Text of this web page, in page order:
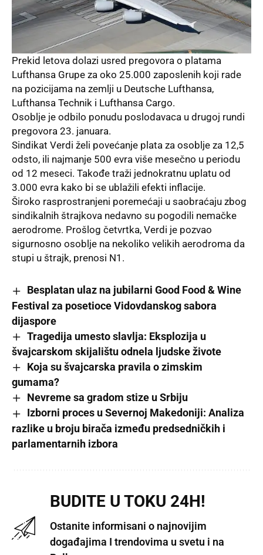
Prekid letova dolazi usred pregovora o platama
Lufthansa Grupe za oko 25.000 zaposlenih koji rade
na pozicijama na zemlji u Deutsche Lufthansa,
Lufthansa Technik i Lufthansa Cargo.
Osoblje je odbilo ponudu poslodavaca u drugoj rundi
pregovora 23. januara.
Sindikat Verdi želi povećanje plata za osoblje za 12,5
odsto, ili najmanje 500 evra više mesečno u periodu
od 12 meseci. Takođe traži jednokratnu uplatu od
3.000 evra kako bi se ublažili efekti inflacije.
Široko rasprostranjeni poremećaji u saobraćaju zbog
sindikalnih štrajkova nedavno su pogodili nemačke
aerodrome. Prošlog četvrtka, Verdi je pozvao
sigurnosno osoblje na nekoliko velikih aerodroma da
stupi u štrajk, prenosi N1.
Besplatan ulaz na jubilarni Good Food & Wine
Festival za posetioce Vidovdanskog sabora
dijaspore
Tragedija umesto slavlja: Eksplozija u
švajcarskom skijalištu odnela ljudske živote
Koja su švajcarska pravila o zimskim
gumama?
Nevreme sa gradom stize u Srbiju
Izborni proces u Severnoj Makedoniji: Analiza
razlike u broju birača između predsedničkih i
parlamentarnih izbora
BUDITE U TOKU 24H!
Ostanite informisani o najnovijim
događajima I trendovima u svetu i na